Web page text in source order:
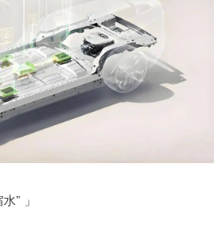
” 」